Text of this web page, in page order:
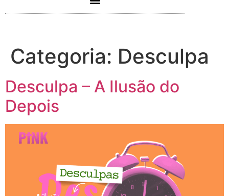
Categoria: Desculpa
Desculpa – A Ilusão do
Depois